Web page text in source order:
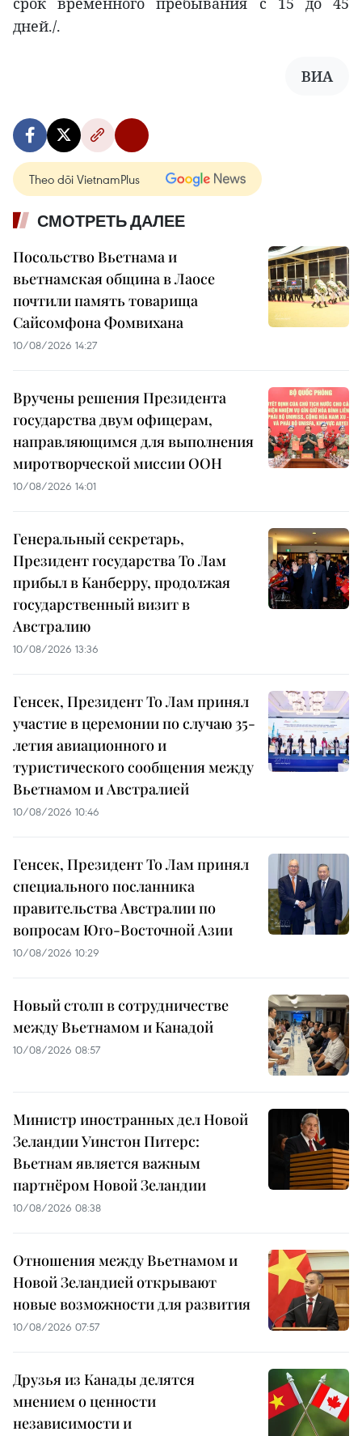
дней./.
ВИА
Theo dõi VietnamPlus
СМОТРЕТЬ ДАЛЕЕ
Посольство Вьетнама и
вьетнамская община в Лаосе
почтили память товарища
Сайсомфона Фомвихана
10/08/2026 14:27
Вручены решения Президента
государства двум офицерам,
направляющимся для выполнения
миротворческой миссии ООН
10/08/2026 14:01
Генеральный секретарь,
Президент государства То Лам
прибыл в Канберру, продолжая
государственный визит в
Австралию
10/08/2026 13:36
Генсек, Президент То Лам принял
участие в церемонии по случаю 35-
летия авиационного и
туристического сообщения между
Вьетнамом и Австралией
10/08/2026 10:46
Генсек, Президент То Лам принял
специального посланника
правительства Австралии по
вопросам Юго-Восточной Азии
10/08/2026 10:29
Новый столп в сотрудничестве
между Вьетнамом и Канадой
10/08/2026 08:57
Министр иностранных дел Новой
Зеландии Уинстон Питерс:
Вьетнам является важным
партнёром Новой Зеландии
10/08/2026 08:38
Отношения между Вьетнамом и
Новой Зеландией открывают
новые возможности для развития
10/08/2026 07:57
Друзья из Канады делятся
мнением о ценности
независимости и